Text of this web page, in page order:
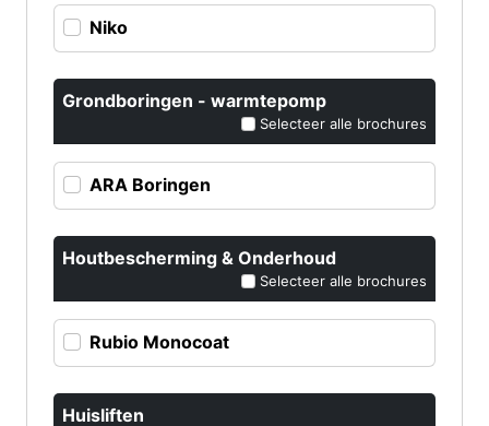
Niko
Grondboringen - warmtepomp
Selecteer alle brochures
ARA Boringen
Houtbescherming & Onderhoud
Selecteer alle brochures
Rubio Monocoat
Huisliften